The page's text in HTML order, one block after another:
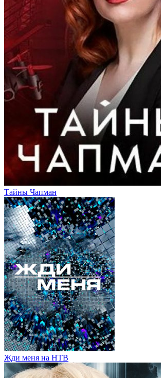
Тайны Чапман
Жди меня на НТВ